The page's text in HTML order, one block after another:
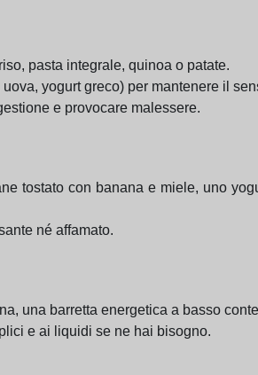
pasta integrale, quinoa o patate.
yogurt greco) per mantenere il
e provocare malessere.
tostato con banana e miele, uno
né affamato.
una barretta energetica a basso
e ai liquidi se ne hai bisogno.